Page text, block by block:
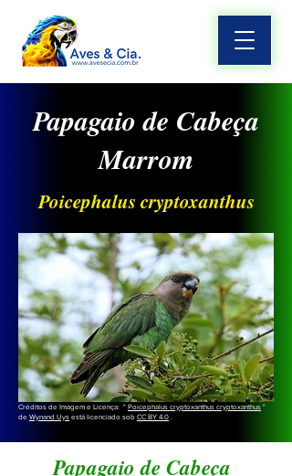
Papagaio de Cabeça
Marrom
Poicephalus cryptoxanthus
Créditos de Imagem e Licença: " Poicephalus cryptoxanthus cryptoxanthus "
de Wynand Uys está licenciado sob CC BY 4.0 .
Papagaio de Cabeça